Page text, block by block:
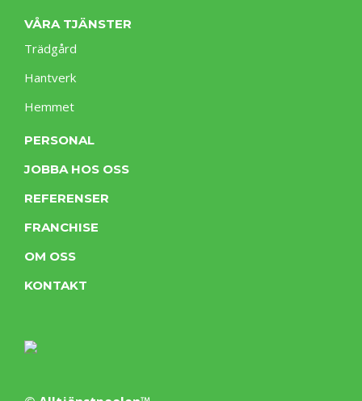
VÅRA TJÄNSTER
Trädgård
Hantverk
Hemmet
PERSONAL
JOBBA HOS OSS
REFERENSER
FRANCHISE
OM OSS
KONTAKT